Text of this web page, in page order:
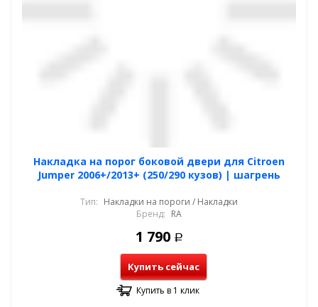
Накладка на порог боковой двери для Citroen
Jumper 2006+/2013+ (250/290 кузов) | шагрень
Тип: Накладки на пороги / Накладки
Бренд: RA
1 790 Р
Купить сейчас
Купить в 1 клик